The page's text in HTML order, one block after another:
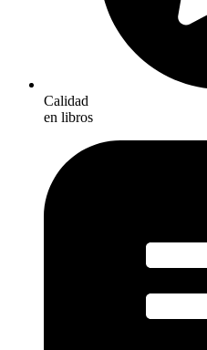
Calidad
en libros